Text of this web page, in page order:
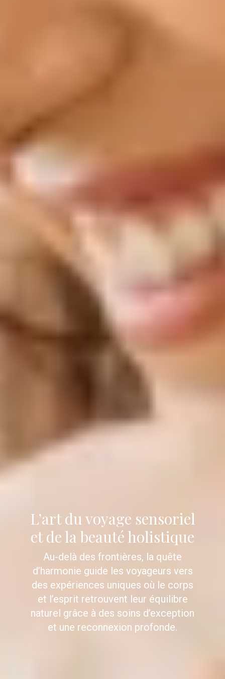
L’art du voyage sensoriel
et de la beauté holistique
Au-delà des frontières, la quête
d’harmonie guide les voyageurs vers
des expériences uniques où le corps
et l’esprit retrouvent leur équilibre
naturel grâce à des soins d’exception
et une reconnexion profonde.